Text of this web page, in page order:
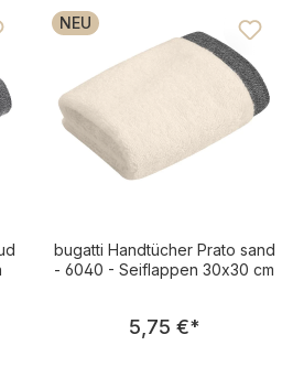
NEU
bugatti Handtücher Prato sand
- 6040 - Seiflappen 30x30 cm
Regulärer
5,75 €*